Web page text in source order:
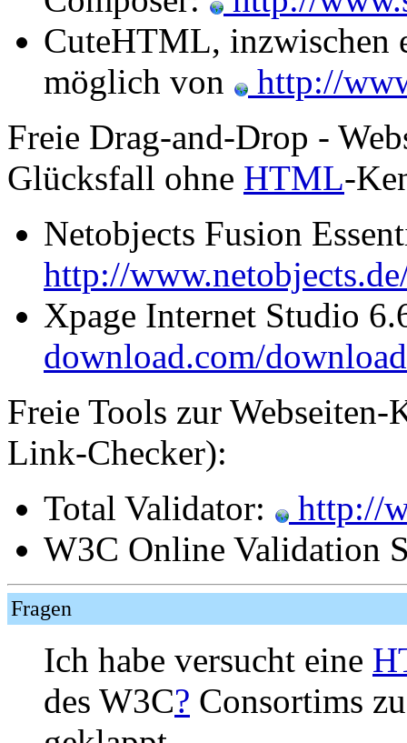
CuteHTML, inzwischen
möglich von
http://
Freie Drag-and-Drop -
Glücksfall ohne HTML-
Netobjects Fusion
http://
Xpage Internet Studio
download.com/
Freie Tools zur
Link-Checker):
Total Validator:
http://
W3C Online Validation
Fragen
Ich habe versucht eine
des W3C? Consortims